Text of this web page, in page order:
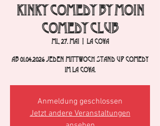
Kinky Comedy by Moin
Comedy Club
Mi., 27. Mai
  |
La Cova
Ab 01.04.2026 jeden Mittwoch Stand Up Comedy
im La Cova.
Anmeldung geschlossen
Jetzt andere Veranstaltungen